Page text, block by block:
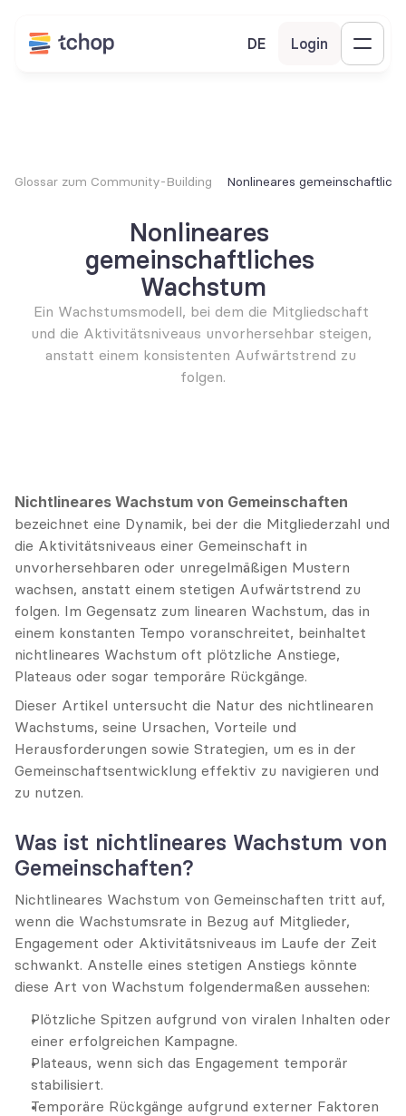
DE Login
Glossar zum Community-Building Nonlineares
Nonlineares
gemeinschaftliches
Wachstum
Ein Wachstumsmodell, bei dem die Mitgliedschaft
und die Aktivitätsniveaus unvorhersehbar steigen,
anstatt einem konsistenten Aufwärtstrend zu
folgen.
Nichtlineares Wachstum von Gemeinschaften
bezeichnet eine Dynamik, bei der die Mitgliederzahl und
die Aktivitätsniveaus einer Gemeinschaft in
unvorhersehbaren oder unregelmäßigen Mustern
wachsen, anstatt einem stetigen Aufwärtstrend zu
folgen. Im Gegensatz zum linearen Wachstum, das in
einem konstanten Tempo voranschreitet, beinhaltet
nichtlineares Wachstum oft plötzliche Anstiege,
Plateaus oder sogar temporäre Rückgänge.
Dieser Artikel untersucht die Natur des nichtlinearen
Wachstums, seine Ursachen, Vorteile und
Herausforderungen sowie Strategien, um es in der
Gemeinschaftsentwicklung effektiv zu navigieren und
zu nutzen.
Was ist nichtlineares Wachstum von
Gemeinschaften?
Nichtlineares Wachstum von Gemeinschaften tritt auf,
wenn die Wachstumsrate in Bezug auf Mitglieder,
Engagement oder Aktivitätsniveaus im Laufe der Zeit
schwankt. Anstelle eines stetigen Anstiegs könnte
diese Art von Wachstum folgendermaßen aussehen:
Plötzliche Spitzen aufgrund von viralen Inhalten oder
einer erfolgreichen Kampagne.
Plateaus, wenn sich das Engagement temporär
stabilisiert.
Temporäre Rückgänge aufgrund externer Faktoren